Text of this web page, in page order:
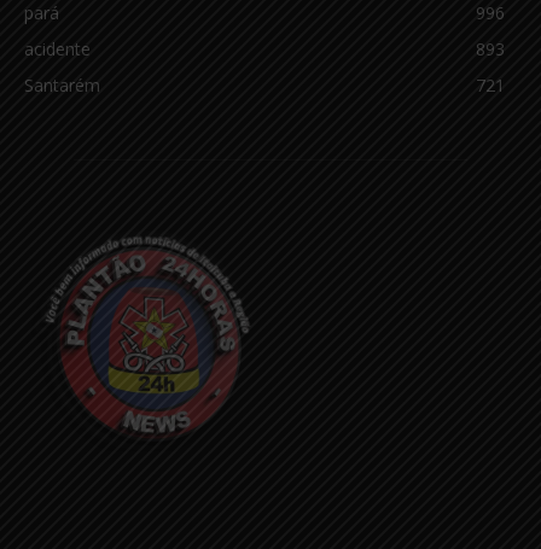
pará
996
acidente
893
Santarém
721